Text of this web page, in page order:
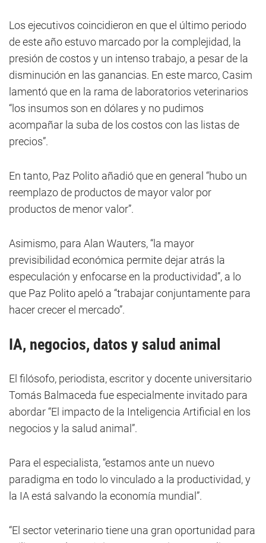
Los ejecutivos coincidieron en que el último periodo
de este año estuvo marcado por la complejidad, la
presión de costos y un intenso trabajo, a pesar de la
disminución en las ganancias. En este marco, Casim
lamentó que en la rama de laboratorios veterinarios
“los insumos son en dólares y no pudimos
acompañar la suba de los costos con las listas de
precios”.
En tanto, Paz Polito añadió que en general “hubo un
reemplazo de productos de mayor valor por
productos de menor valor”.
Asimismo, para Alan Wauters, “la mayor
previsibilidad económica permite dejar atrás la
especulación y enfocarse en la productividad”, a lo
que Paz Polito apeló a “trabajar conjuntamente para
hacer crecer el mercado”.
IA, negocios, datos y salud animal
El filósofo, periodista, escritor y docente universitario
Tomás Balmaceda fue especialmente invitado para
abordar “El impacto de la Inteligencia Artificial en los
negocios y la salud animal”.
Para el especialista, “estamos ante un nuevo
paradigma en todo lo vinculado a la productividad, y
la IA está salvando la economía mundial”.
“El sector veterinario tiene una gran oportunidad para